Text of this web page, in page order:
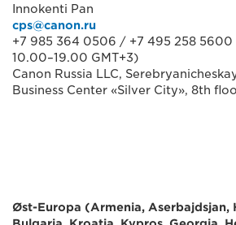
Innokenti Pan
cps@canon.ru
+7 985 364 0506 / +7 495 258
10.00–19.00 GMT+3)
Canon Russia LLC,
Business Center «Silver City», 8th
Øst-Europa (Armenia, Aserbajdsjan,